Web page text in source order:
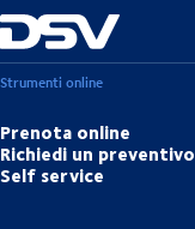
Strumenti online
Prenota online
Richiedi un preventivo
Self service